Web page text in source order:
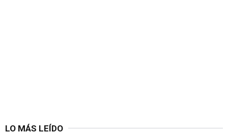
LO MÁS LEÍDO